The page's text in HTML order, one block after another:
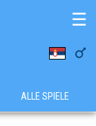

☰
ALLE SPIELE